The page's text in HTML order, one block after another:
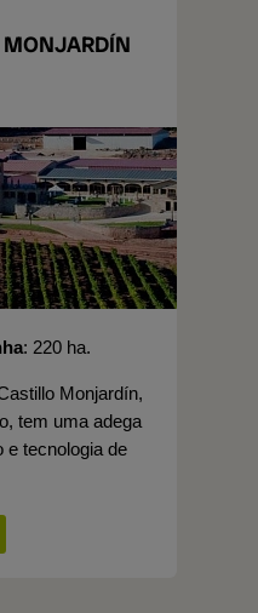
220 ha.
Monjardín,
tem uma adega
e tecnologia de